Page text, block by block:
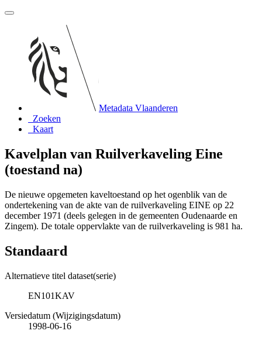
Metadata Vlaanderen
Zoeken
Kaart
Kavelplan van Ruilverkaveling Eine
(toestand na)
De nieuwe opgemeten kaveltoestand op het ogenblik van de
ondertekening van de akte van de ruilverkaveling EINE op 22
december 1971 (deels gelegen in de gemeenten Oudenaarde en
Zingem). De totale oppervlakte van de ruilverkaveling is 981 ha.
Standaard
Alternatieve titel dataset(serie)
EN101KAV
Versiedatum (Wijzigingsdatum)
1998-06-16